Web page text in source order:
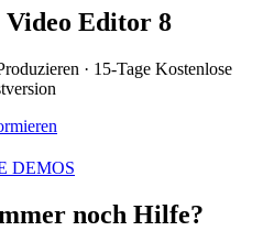
Editor 8
· 15-Tage Kostenlose
DEMOS
noch Hilfe?